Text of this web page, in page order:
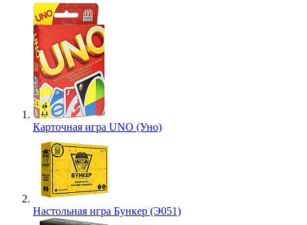
Карточная игра UNO (Уно)
Настольная игра Бункер (Э051)